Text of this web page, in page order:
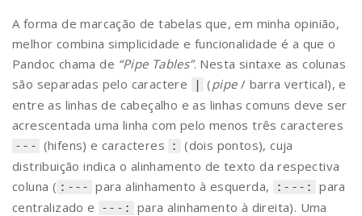
A forma de marcação de tabelas que, em minha opinião,
melhor combina simplicidade e funcionalidade é a que o
Pandoc chama de “Pipe Tables”. Nesta sintaxe as colunas
são separadas pelo caractere
| (pipe/ barra vertical), e
entre as linhas de cabeçalho e as linhas comuns deve ser
acrescentada uma linha com pelo menos três caracteres
--- (hifens) e caracteres :
(dois pontos), cuja
distribuição indica o alinhamento de texto da respectiva
coluna ( :--- para alinhamento à esquerda, :---:
para
centralizado e
---:
para alinhamento à direita). Uma